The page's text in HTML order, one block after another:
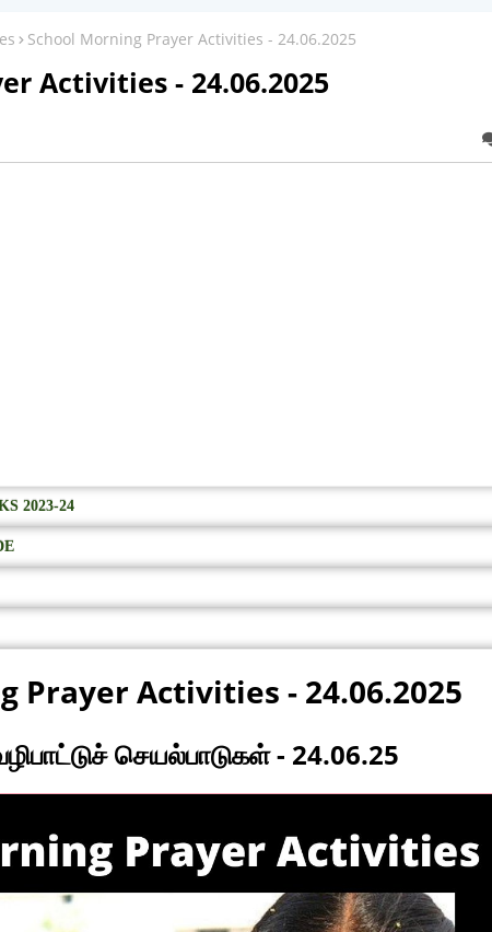
School Morning Prayer Activities - 24.06.2025
Activities - 24.06.2025
2023-24
Prayer Activities - 24.06.2025
செயல்பாடுகள் - 24.06.25